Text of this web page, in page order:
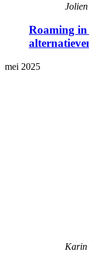
Roaming
mei 2025
Karin